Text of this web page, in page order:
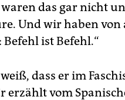
das gar nicht
Und wir haben
ist Befehl.“
dass er im
erzählt vom